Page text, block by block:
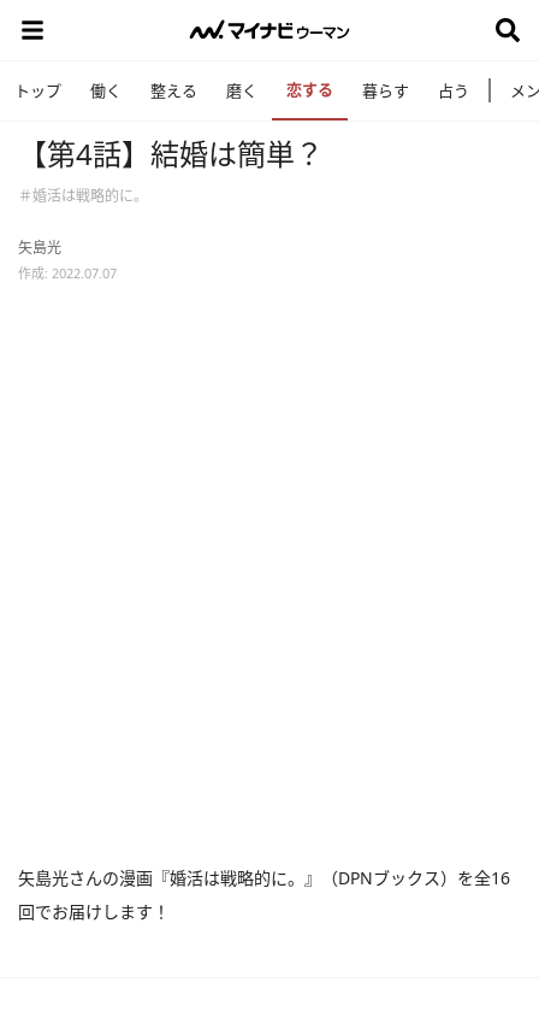
トップ 働く 整える 磨く 恋する 暮らす 占う メ
【第4話】結婚は簡単？
＃婚活は戦略的に。
矢島光
作成: 2022.07.07
矢島光さんの漫画『婚活は戦略的に。』（DPNブックス）を全16
回でお届けします！